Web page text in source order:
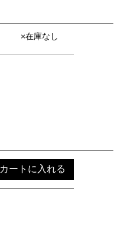
×在庫なし
カートに入れる